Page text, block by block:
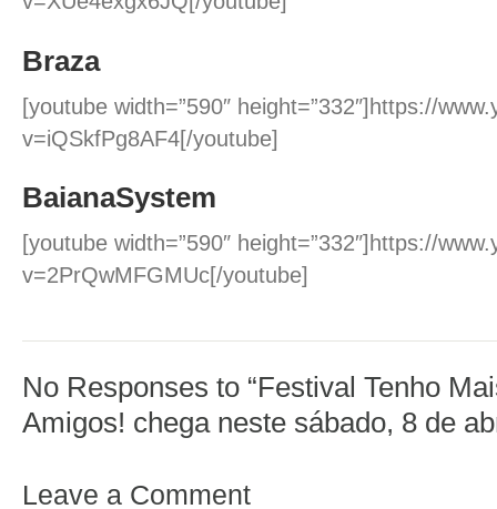
Braza
[youtube width=”590″ height=”332″]https://
v=iQSkfPg8AF4[/youtube]
BaianaSystem
[youtube width=”590″ height=”332″]https://
v=2PrQwMFGMUc[/youtube]
No Responses to “Festival Tenho
Amigos! chega neste sábado, 8 de
Leave a Comment